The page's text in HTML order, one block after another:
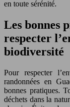
en toute sérénité.
Les bonnes
respecter
biodiversité
Pour respecter
randonnées en
bonnes pratiques.
déchets dans la